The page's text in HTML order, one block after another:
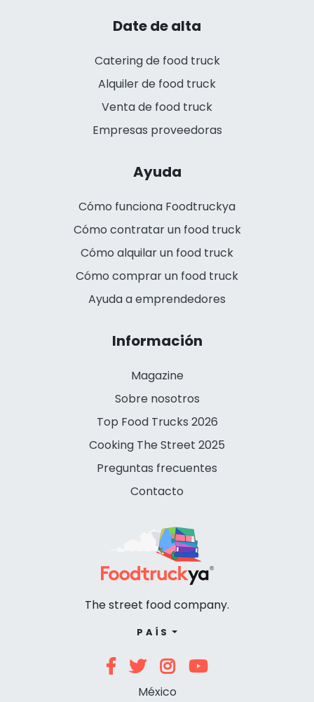
Date de alta
Catering de food truck
Alquiler de food truck
Venta de food truck
Empresas proveedoras
Ayuda
Cómo funciona Foodtruckya
Cómo contratar un food truck
Cómo alquilar un food truck
Cómo comprar un food truck
Ayuda a emprendedores
Información
Magazine
Sobre nosotros
Top Food Trucks 2026
Cooking The Street 2025
Preguntas frecuentes
Contacto
The street food company.
PAÍS
México